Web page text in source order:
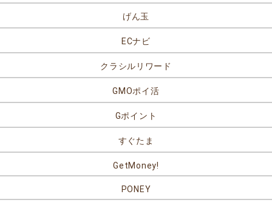
げん玉
ECナビ
クラシルリワード
GMOポイ活
Gポイント
すぐたま
GetMoney!
PONEY